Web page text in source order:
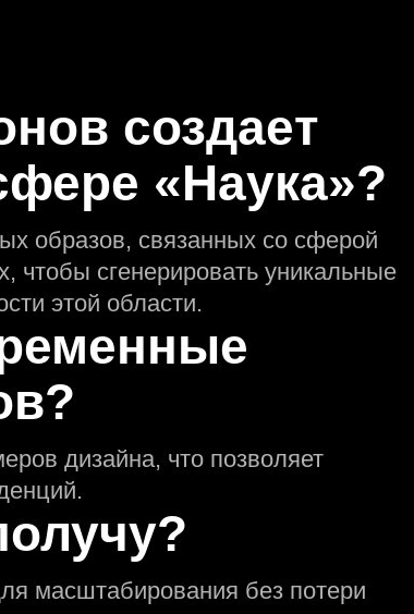
создаeт
«Наука»?
образов, связанных со сферой
чтобы сгенерировать уникальные
этой области.
дизайна, что позволяет
масштабирования без потери